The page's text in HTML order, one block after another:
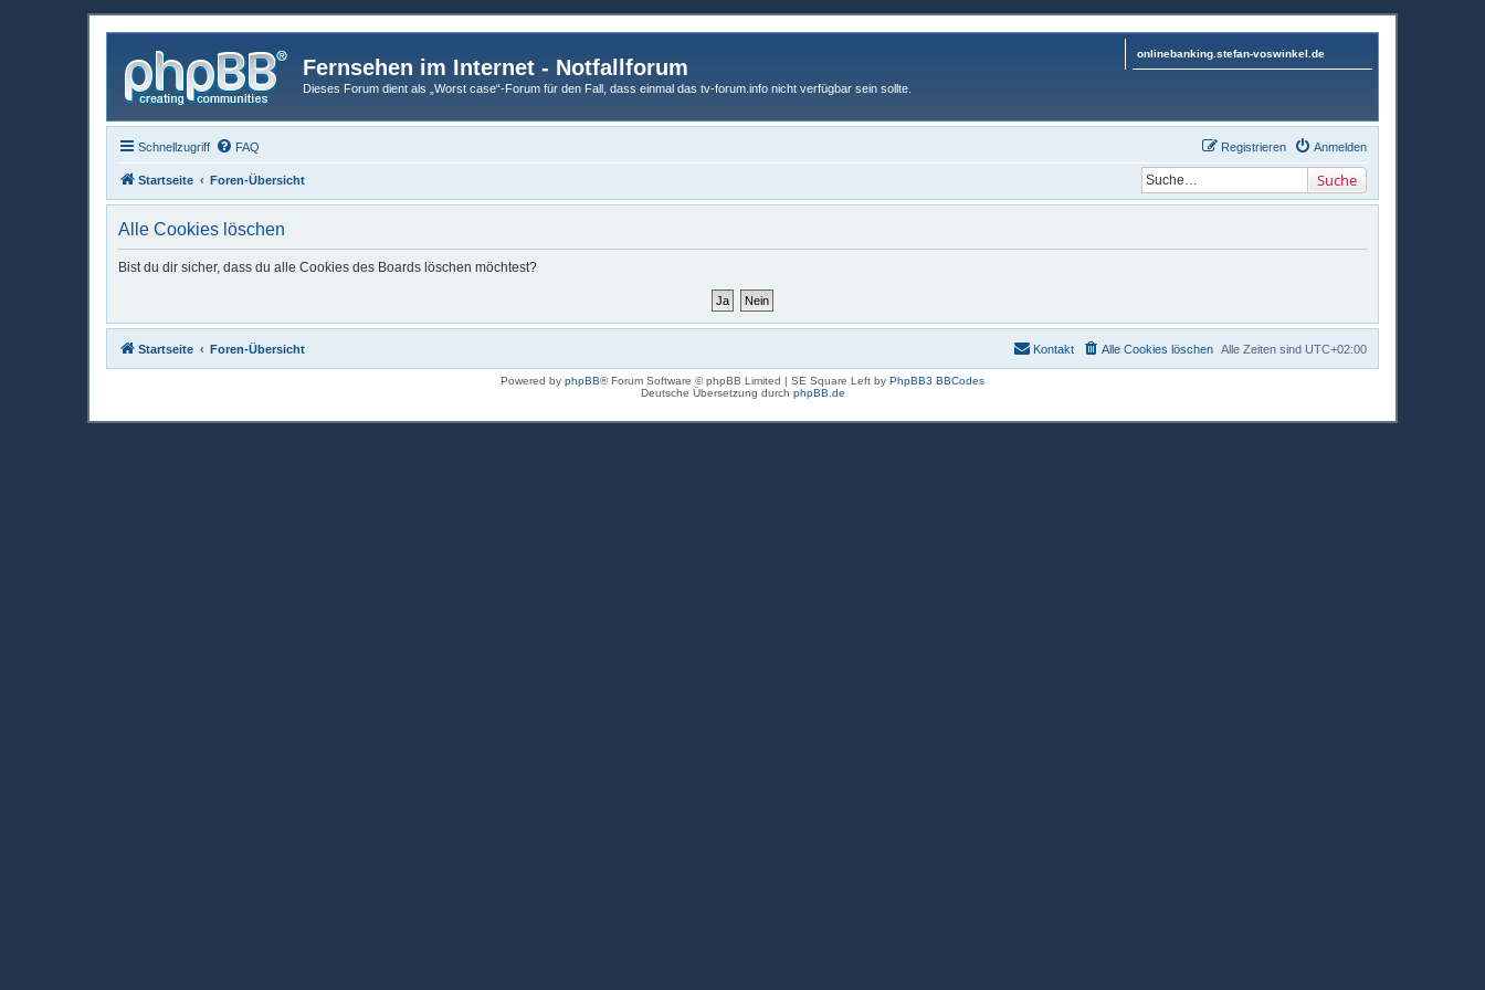
Fernsehen im Internet - Notfallforum
Dieses Forum dient als „Worst case“-Forum für den Fall, dass einmal das tv-forum.info nicht verfügbar sein sollte.
onlinebanking.stefan-voswinkel.de
Schnellzugriff FAQ Anmelden
Registrieren
Startseite Foren-Übersicht Suche
Alle Cookies löschen
Bist du dir sicher, dass du alle Cookies des Boards löschen möchtest?
Startseite Foren-Übersicht Alle Zeiten sind UTC+02:00
Alle Cookies löschen
Kontakt
Powered by phpBB® Forum Software © phpBB Limited | SE Square Left by PhpBB3 BBCodes
Deutsche Übersetzung durch phpBB.de